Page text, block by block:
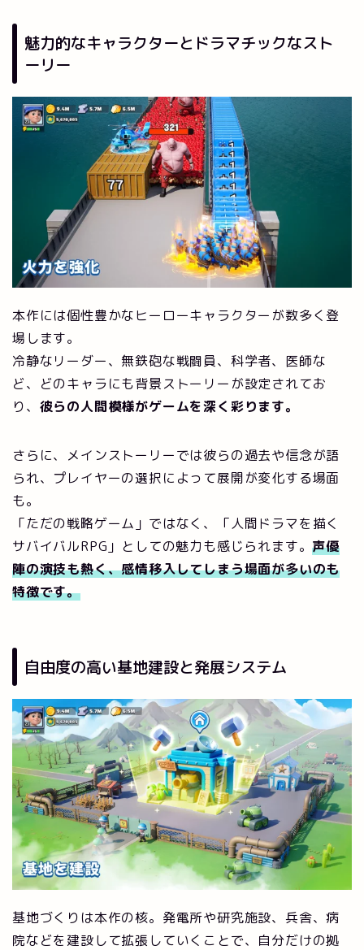
魅力的なキャラクターとドラマチックなスト
ーリー
本作には個性豊かなヒーローキャラクターが数多く登
場します。
冷静なリーダー、無鉄砲な戦闘員、科学者、医師な
ど、どのキャラにも背景ストーリーが設定されてお
り、 彼らの人間模様がゲームを深く彩ります。
さらに、メインストーリーでは彼らの過去や信念が語
られ、プレイヤーの選択によって展開が変化する場面
も。
「ただの戦略ゲーム」ではなく、「人間ドラマを描く
サバイバルRPG」としての魅力も感じられます。声優
陣の演技も熱く、感情移入してしまう場面が多いのも
特徴です。
自由度の高い基地建設と発展システム
基地づくりは本作の核。発電所や研究施設、兵舎、病
院などを建設して拡張していくことで、自分だけの拠